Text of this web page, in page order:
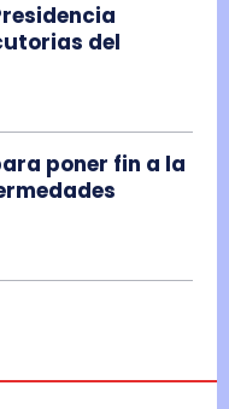
del
poner fin a la